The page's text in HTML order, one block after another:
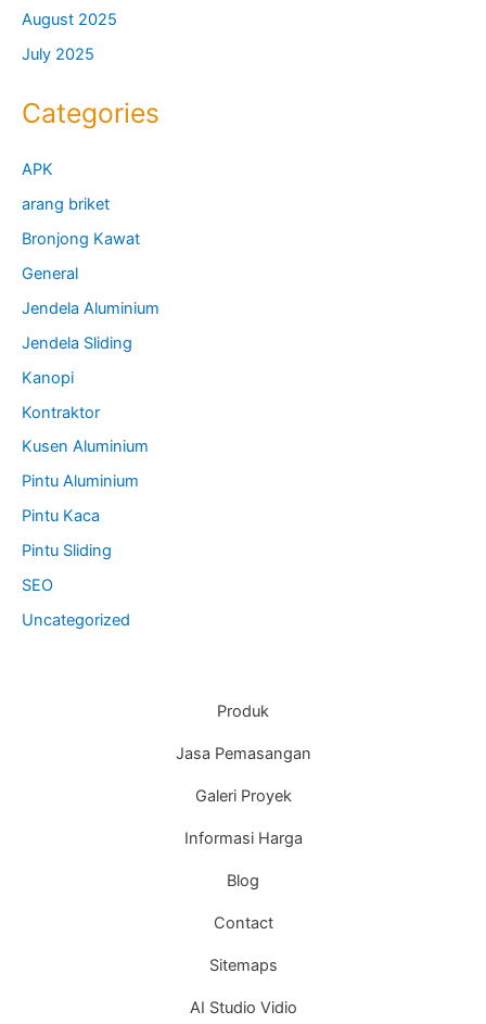
August 2025
July 2025
Categories
APK
arang briket
Bronjong Kawat
General
Jendela Aluminium
Jendela Sliding
Kanopi
Kontraktor
Kusen Aluminium
Pintu Aluminium
Pintu Kaca
Pintu Sliding
SEO
Uncategorized
Produk
Jasa Pemasangan
Galeri Proyek
Informasi Harga
Blog
Contact
Sitemaps
AI Studio Vidio